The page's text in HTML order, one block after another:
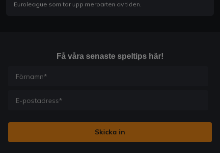
Euroleague som tar upp merparten av tiden.
Få våra senaste speltips här!